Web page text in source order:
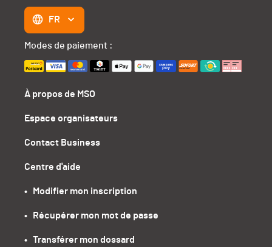
À propos de MSO
Espace organisateurs
Contact Business
Centre d'aide
•   Modifier mon inscription
•   Récupérer mon mot de passe
•   Transférer mon dossard
FR
Modes de paiement :